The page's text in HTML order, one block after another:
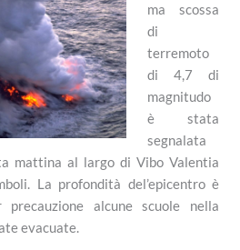
ma scossa
di
terremoto
di 4,7 di
magnitudo
è stata
segnalata
mattina al largo di Vibo Valentia
La profondità del’epicentro è
alcune scuole nella
evacuate.